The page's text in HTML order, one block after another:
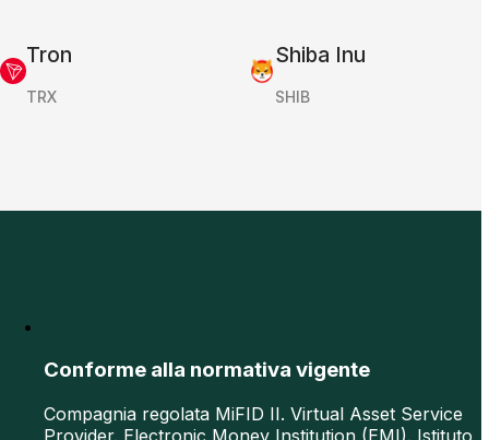
Tron
TRX
Shiba Inu
SHIB
Conforme alla normativa vigente
Compagnia regolata MiFID II. Virtual Asset Service
Provider. Electronic Money Institution (EMI). Istituto